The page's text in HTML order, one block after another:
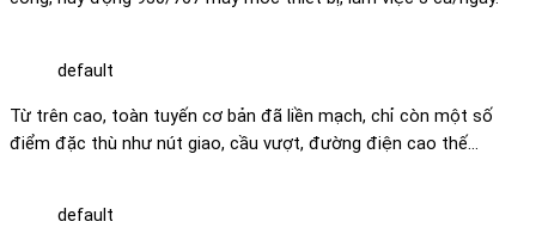
default
Từ trên cao, toàn tuyến cơ bản đã liền mạch, chỉ còn một số
điểm đặc thù như nút giao, cầu vượt, đường điện cao thế…
default